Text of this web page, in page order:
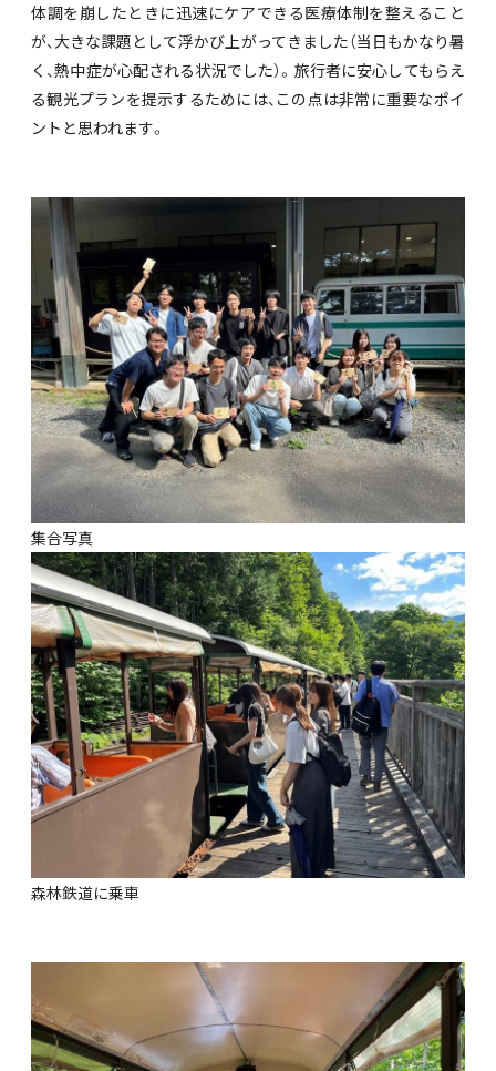
体調を崩したときに迅速にケアできる医療体制を整えること
が、大きな課題として浮かび上がってきました（当日もかなり暑
く、熱中症が心配される状況でした）。旅行者に安心してもらえ
る観光プランを提示するためには、この点は非常に重要なポイ
ントと思われます。
集合写真
森林鉄道に乗車